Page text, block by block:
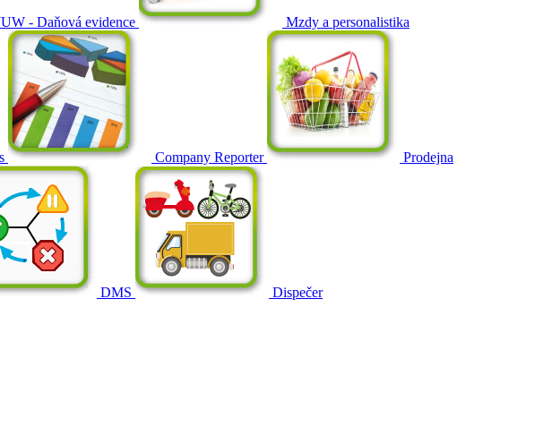
- Daňová evidence Mzdy a personalistika
Company Reporter Prodejna
DMS
Dispečer